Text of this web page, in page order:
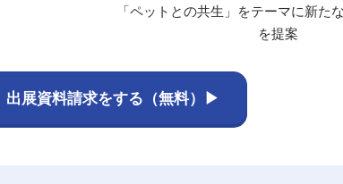
「ペットとの共生」をテーマに新た
を提案
出展資料請求をする（無料）▶